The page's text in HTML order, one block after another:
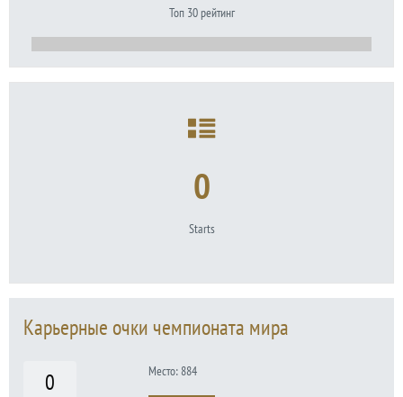
Топ 30 рейтинг
0
Starts
Карьерные очки чемпионата мира
0
Место: 884